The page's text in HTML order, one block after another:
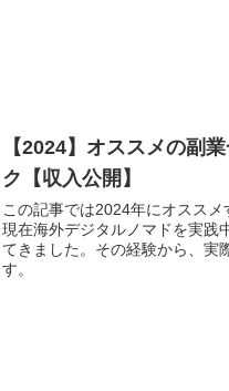
【2024】オススメの副
ク【収入公開】
この記事では2024年にオスス
現在海外デジタルノマドを実践
てきました。その経験から、実
す。